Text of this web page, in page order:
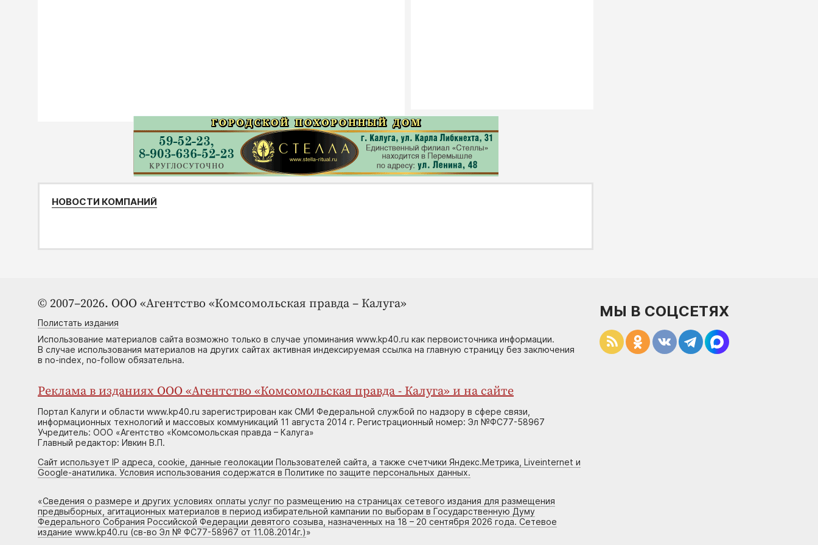
НОВОСТИ КОМПАНИЙ
© 2007–2026. ООО «Агентство «Комсомольская правда – Калуга»
Полистать издания
Использование материалов сайта возможно только в случае упоминания www.kp40.ru как первоисточника информации.
В случае использования материалов на других сайтах активная индексируемая ссылка на главную страницу без заключения
в no-index, no-follow обязательна.
Реклама в изданиях ООО «Агентство «Комсомольская правда - Калуга» и на сайте
Портал Калуги и области www.kp40.ru зарегистрирован как СМИ Федеральной службой по надзору в сфере связи,
информационных технологий и массовых коммуникаций 11 августа 2014 г. Регистрационный номер: Эл №ФС77-58967
Учредитель: ООО «Агентство «Комсомольская правда – Калуга»
Главный редактор: Ивкин В.П.
Сайт использует IP адреса, cookie, данные геолокации Пользователей сайта, а также счетчики Яндекс.Метрика, Liveinternet и
Google-анатилика. Условия использования содержатся в Политике по защите персональных данных.
«Сведения о размере и других условиях оплаты услуг по размещению на страницах сетевого издания для размещения
предвыборных, агитационных материалов в период избирательной кампании по выборам в Государственную Думу
Федерального Собрания Российской Федерации девятого созыва, назначенных на 18 – 20 сентября 2026 года. Сетевое
издание www.kp40.ru (св-во Эл № ФС77-58967 от 11.08.2014г.)»
МЫ В СОЦСЕТЯХ